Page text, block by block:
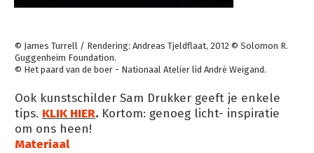
© James Turrell / Rendering: Andreas Tjeldflaat, 2012 © Solomon R.
Guggenheim Foundation.
© Het paard van de boer - Nationaal Atelier lid André Weigand.
Ook kunstschilder Sam Drukker geeft je enkele
tips. KLIK HIER. Kortom: genoeg licht- inspiratie
om ons heen!
Materiaal